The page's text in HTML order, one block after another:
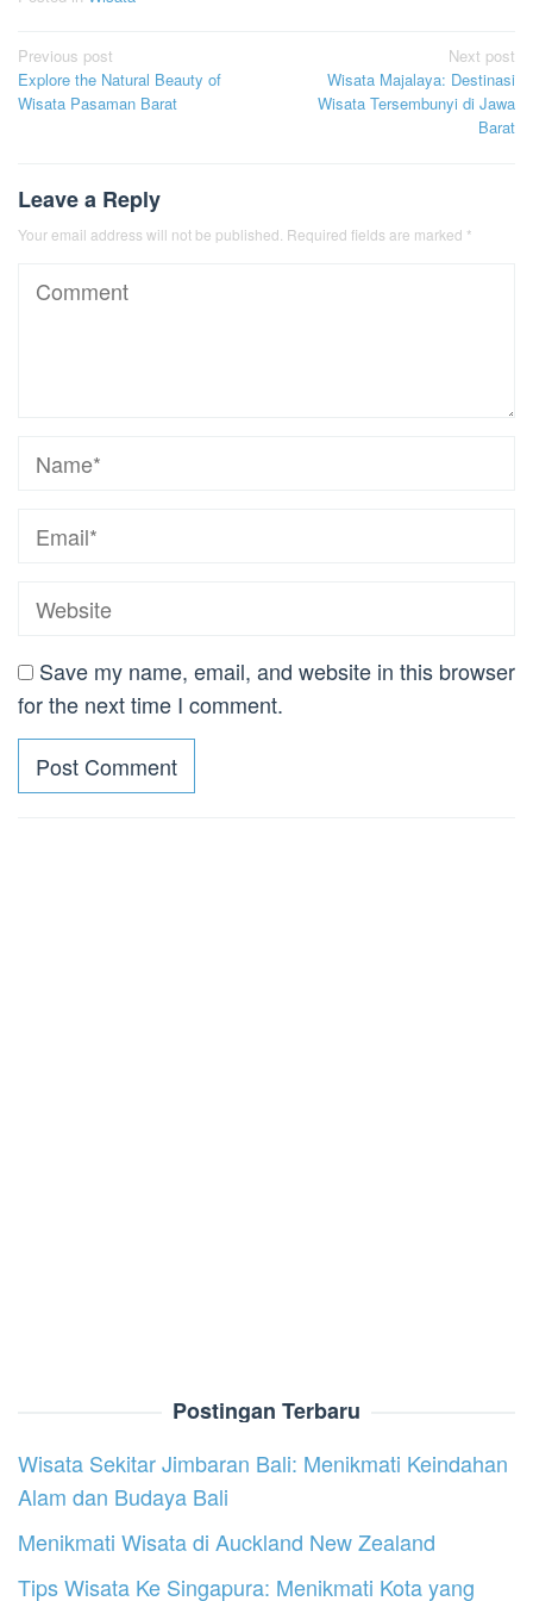
Post
navigation
Previous post
Explore the Natural Beauty of
Wisata Pasaman Barat
Next post
Wisata Majalaya: Destinasi
Wisata Tersembunyi di Jawa
Barat
Leave a Reply
Your email address will not be published. Required fields are marked *
Save my name, email, and website in this browser
for the next time I comment.
Postingan Terbaru
Wisata Sekitar Jimbaran Bali: Menikmati Keindahan
Alam dan Budaya Bali
Menikmati Wisata di Auckland New Zealand
Tips Wisata Ke Singapura: Menikmati Kota yang